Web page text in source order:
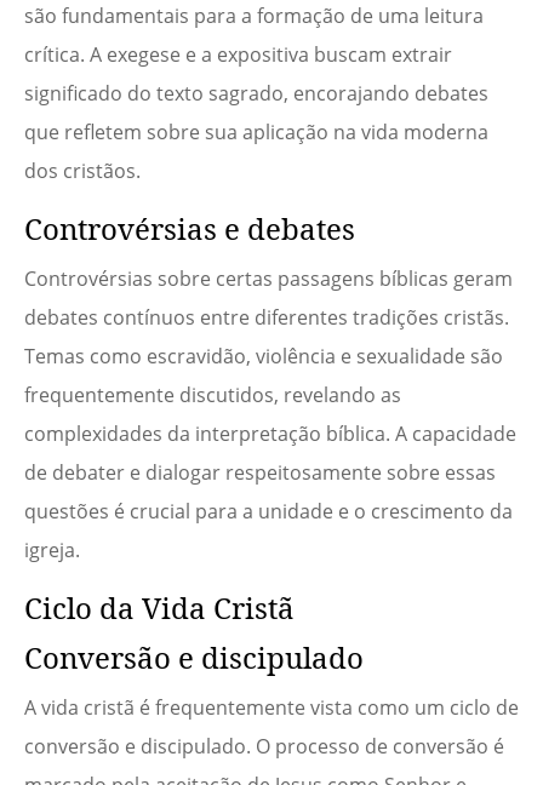
são fundamentais para a formação de uma leitura
crítica. A exegese e a expositiva buscam extrair
significado do texto sagrado, encorajando debates
que refletem sobre sua aplicação na vida moderna
dos cristãos.
Controvérsias e debates
Controvérsias sobre certas passagens bíblicas geram
debates contínuos entre diferentes tradições cristãs.
Temas como escravidão, violência e sexualidade são
frequentemente discutidos, revelando as
complexidades da interpretação bíblica. A capacidade
de debater e dialogar respeitosamente sobre essas
questões é crucial para a unidade e o crescimento da
igreja.
Ciclo da Vida Cristã
Conversão e discipulado
A vida cristã é frequentemente vista como um ciclo de
conversão e discipulado. O processo de conversão é